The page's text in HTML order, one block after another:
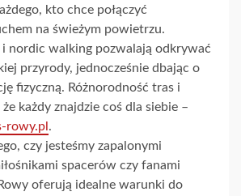
kto chce połączyć
na świeżym powietrzu.
i nordic walking pozwalają odkrywać
przyrody, jednocześnie dbając o
fizyczną. Różnorodność tras i
każdy znajdzie coś dla siebie –
rowy.pl .
czy jesteśmy zapalonymi
spacerów czy fanami
oferują idealne warunki do